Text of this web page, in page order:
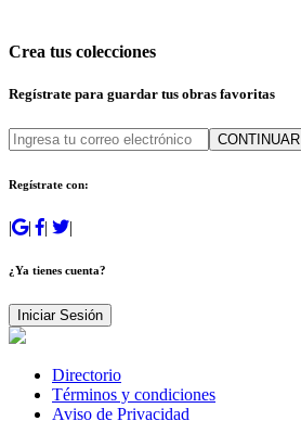
Crea tus colecciones
Regístrate para guardar tus obras favoritas
CONTINUAR
Regístrate con:
| | | |
¿Ya tienes cuenta?
Iniciar Sesión
Directorio
Términos y condiciones
Aviso de Privacidad